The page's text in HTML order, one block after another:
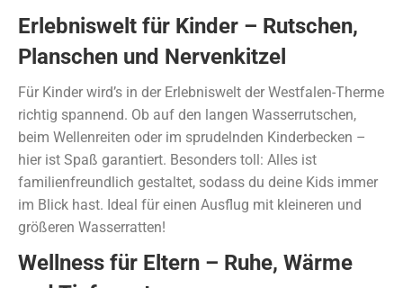
Erlebniswelt für Kinder – Rutschen,
Planschen und Nervenkitzel
Für Kinder wird’s in der Erlebniswelt der Westfalen-Therme
richtig spannend. Ob auf den langen Wasserrutschen,
beim Wellenreiten oder im sprudelnden Kinderbecken –
hier ist Spaß garantiert. Besonders toll: Alles ist
familienfreundlich gestaltet, sodass du deine Kids immer
im Blick hast. Ideal für einen Ausflug mit kleineren und
größeren Wasserratten!
Wellness für Eltern – Ruhe, Wärme